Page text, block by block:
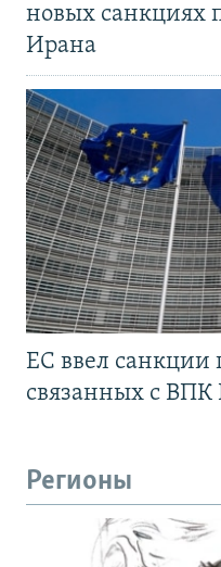
новых санкциях
Ирана
ЕС ввел санкции
связанных с ВПК
Регионы